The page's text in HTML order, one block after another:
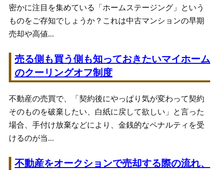
密かに注目を集めている「ホームステージング」という
ものをご存知でしょうか？これは中古マンションの早期
売却や高値...
売る側も買う側も知っておきたいマイホーム
のクーリングオフ制度
不動産の売買で、「契約後にやっぱり気が変わって契約
そのものを破棄したい、白紙に戻して欲しい」と言った
場合、手付け放棄などにより、金銭的なペナルティを受
けるのが当...
不動産をオークションで売却する際の流れ、